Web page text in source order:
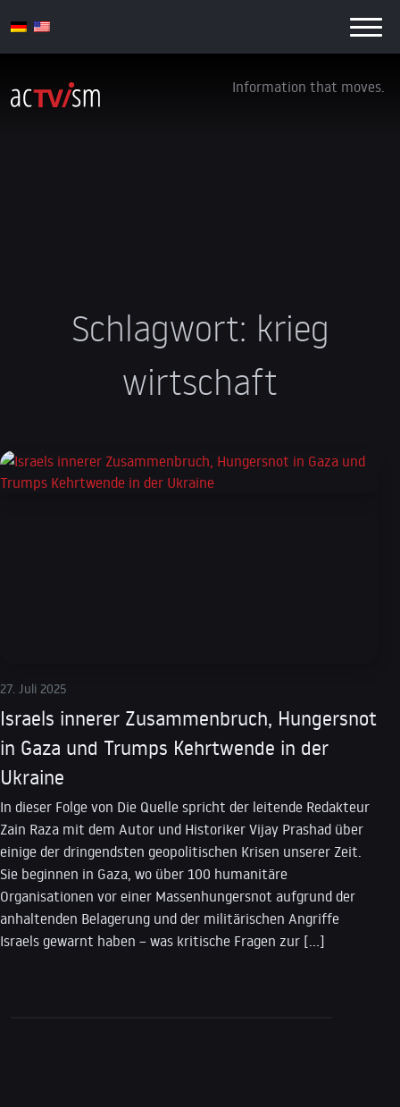
Information that moves.
Schlagwort: krieg
wirtschaft
27. Juli 2025
Israels innerer Zusammenbruch, Hungersnot
in Gaza und Trumps Kehrtwende in der
Ukraine
In dieser Folge von Die Quelle spricht der leitende Redakteur
Zain Raza mit dem Autor und Historiker Vijay Prashad über
einige der dringendsten geopolitischen Krisen unserer Zeit.
Sie beginnen in Gaza, wo über 100 humanitäre
Organisationen vor einer Massenhungersnot aufgrund der
anhaltenden Belagerung und der militärischen Angriffe
Israels gewarnt haben – was kritische Fragen zur […]